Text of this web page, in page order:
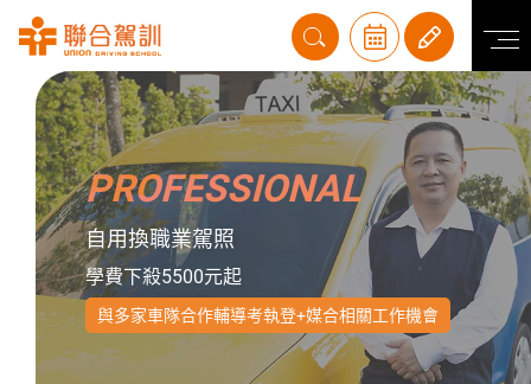
PROFESSIONAL
自用換職業駕照
學費下殺5500元起
與多家車隊合作輔導考執登+媒合相關工作機會